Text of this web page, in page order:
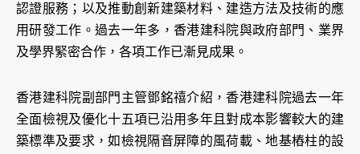
認證服務；以及推動創新建築材料、建造方法及技術的應
用研發工作。過去一年多，香港建科院與政府部門、業界
及學界緊密合作，各項工作已漸見成果。
香港建科院副部門主管鄧銘禧介紹，香港建科院過去一年
全面檢視及優化十五項已沿用多年且對成本影響較大的建
築標準及要求，如檢視隔音屏障的風荷載、地基樁柱的設